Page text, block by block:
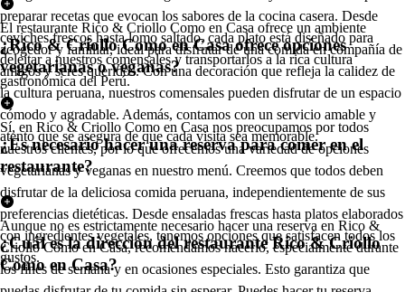
preparar recetas que evocan los sabores de la cocina casera. Desde
ceviches frescos hasta lomo saltado, cada plato está diseñado para
deleitar a nuestros comensales y transportarlos a la rica cultura
gastronómica del Perú.
El restaurante Rico & Criollo Como en Casa ofrece un ambiente
acogedor y familiar, ideal para disfrutar de una comida en compañía de
amigos y seres queridos. Con una decoración que refleja la calidez de
la cultura peruana, nuestros comensales pueden disfrutar de un espacio
cómodo y agradable. Además, contamos con un servicio amable y
atento que se asegura de que cada visita sea memorable.
¿Rico & Criollo Como en Casa ofrece opciones
vegetarianas o veganas?
Sí, en Rico & Criollo Como en Casa nos preocupamos por todos
nuestros clientes, por lo que ofrecemos una variedad de opciones
vegetarianas y veganas en nuestro menú. Creemos que todos deben
disfrutar de la deliciosa comida peruana, independientemente de sus
preferencias dietéticas. Desde ensaladas frescas hasta platos elaborados
con ingredientes vegetales, tenemos opciones que satisfacen todos los
gustos.
¿Es necesario hacer una reserva para comer en el
restaurante?
Aunque no es estrictamente necesario hacer una reserva en Rico &
Criollo Como en Casa, recomendamos hacerlo, especialmente durante
los fines de semana y en ocasiones especiales. Esto garantiza que
¿Cuál es la dirección del restaurante Rico & Criollo
Como en Casa?